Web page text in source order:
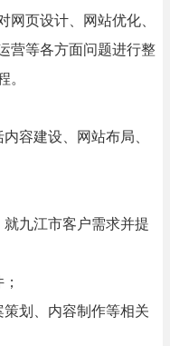
网页设计、网站优化、
营等各方面问题进行整
。
容建设、网站布局、
九江市客户需求并提
划、内容制作等相关